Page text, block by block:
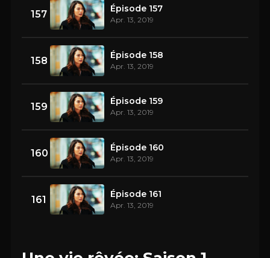
157 Épisode 157
Apr. 13, 2019
158 Épisode 158
Apr. 13, 2019
159 Épisode 159
Apr. 13, 2019
160 Épisode 160
Apr. 13, 2019
161 Épisode 161
Apr. 13, 2019